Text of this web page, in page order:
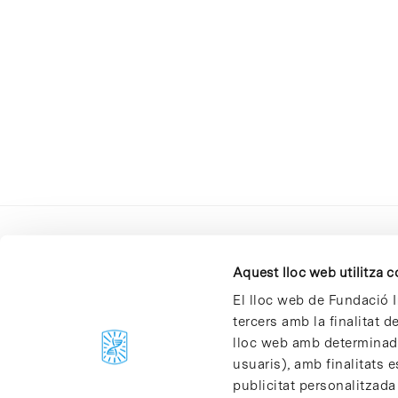
Aquest lloc web utilitza
El lloc web de Fundació
tercers amb la finalitat
lloc web amb
usuaris), amb finalitats
publicitat
C/Baldiri Reixac, 4-12 i 15